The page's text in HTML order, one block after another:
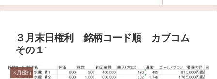
３月末日権利 銘柄コード順 カブコム
その１’
３月優待